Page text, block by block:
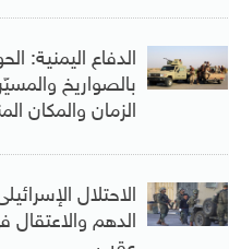
الدفاع اليمنية:
بالصواريخ
الزمان والمكان
الاحتلال
الدهم والاعتقال